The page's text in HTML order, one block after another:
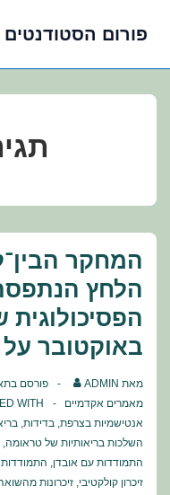
פורום הסטודנטים
המחקר
הלחץ
באוקטובר על
מאת ADMIN פורסם
מאמרים אקדמיים
WITH
אנטישמיות בצרפת, בדידות,
השלכות בריאותיות של טראומה,
התמודדות עם אובדן,
זיכרון קולקטיבי, זיכרונות